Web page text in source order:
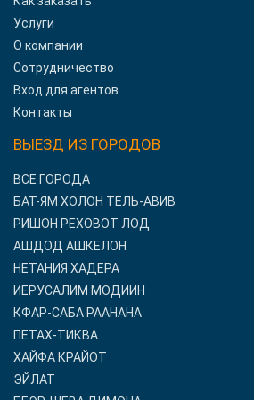
Услуги
О компании
Сотрудничество
Вход для агентов
Контакты
ВЫЕЗД ИЗ ГОРОДОВ
ВСЕ ГОРОДА
БАТ-ЯМ ХОЛОН ТЕЛЬ-АВИВ
РИШОН РЕХОВОТ ЛОД
АШДОД АШКЕЛОН
НЕТАНИЯ ХАДЕРА
ИЕРУСАЛИМ МОДИИН
КФАР-САБА РААНАНА
ПЕТАХ-ТИКВА
ХАЙФА КРАЙОТ
ЭЙЛАТ